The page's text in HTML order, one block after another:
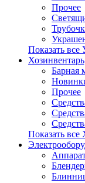
Прочее
Показать все
Барная
Прочее
Показать все